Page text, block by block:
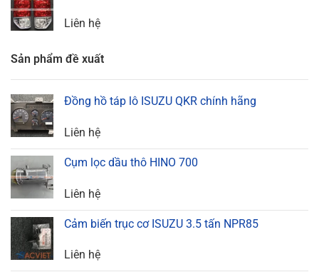
Liên hệ
Sản phẩm đề xuất
Đồng hồ táp lô ISUZU QKR chính hãng
Liên hệ
Cụm lọc dầu thô HINO 700
Liên hệ
Cảm biến trục cơ ISUZU 3.5 tấn NPR85
Liên hệ